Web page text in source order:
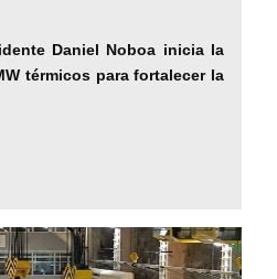
Daniel Noboa inicia la
térmicos para fortalecer la